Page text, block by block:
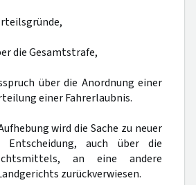
die Gesamtstrafe,
über die Anordnung einer
einer Fahrerlaubnis.
wird die Sache zu neuer
Entscheidung, auch über die
an eine andere
zurückverwiesen.